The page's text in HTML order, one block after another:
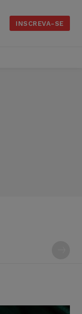
INSCREVA-SE